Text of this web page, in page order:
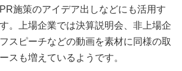
施策のアイデア出しなどにも活用す
。上場企業では決算説明会、非上場企
スピーチなどの動画を素材に同様の取
スも増えているようです。